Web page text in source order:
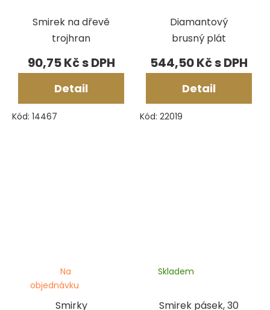
Smirek na dřevě
trojhran
90,75 Kč
Detail
Kód: 14467
Diamantový
brusný plát
544,50 Kč
Detail
Kód: 22019
Smirky
Na
objednávku
Smirek pásek, 30
Skladem